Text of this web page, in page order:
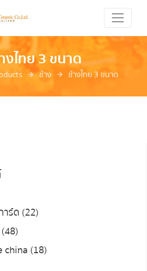
งไทย 3 ขนาด
ช้าง ช้างไทย 3 ขนาด
ร์ด (22)
china (18)